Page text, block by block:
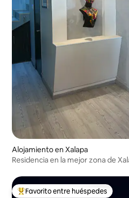
Alojamiento en Xalapa
Residencia en la mejor zona de
Favorito entre huéspedes preferido
Favorito entre huéspedes